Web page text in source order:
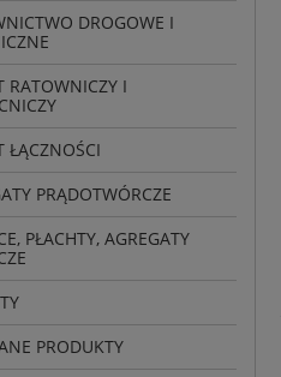
DROGOWE I
RATOWNICZY I
ŁĄCZNOŚCI
PRĄDOTWÓRCZE
PŁACHTY, AGREGATY
PRODUKTY